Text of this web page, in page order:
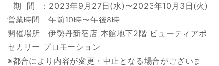
期 間 ：2023年9月27日(水)〜2023年10月3日(火)
営業時間：午前10時〜午後8時
開催場所：伊勢丹新宿店 本館地下2階 ビューティアポ
セカリー プロモーション
※都合により内容が変更・中止となる場合がございま